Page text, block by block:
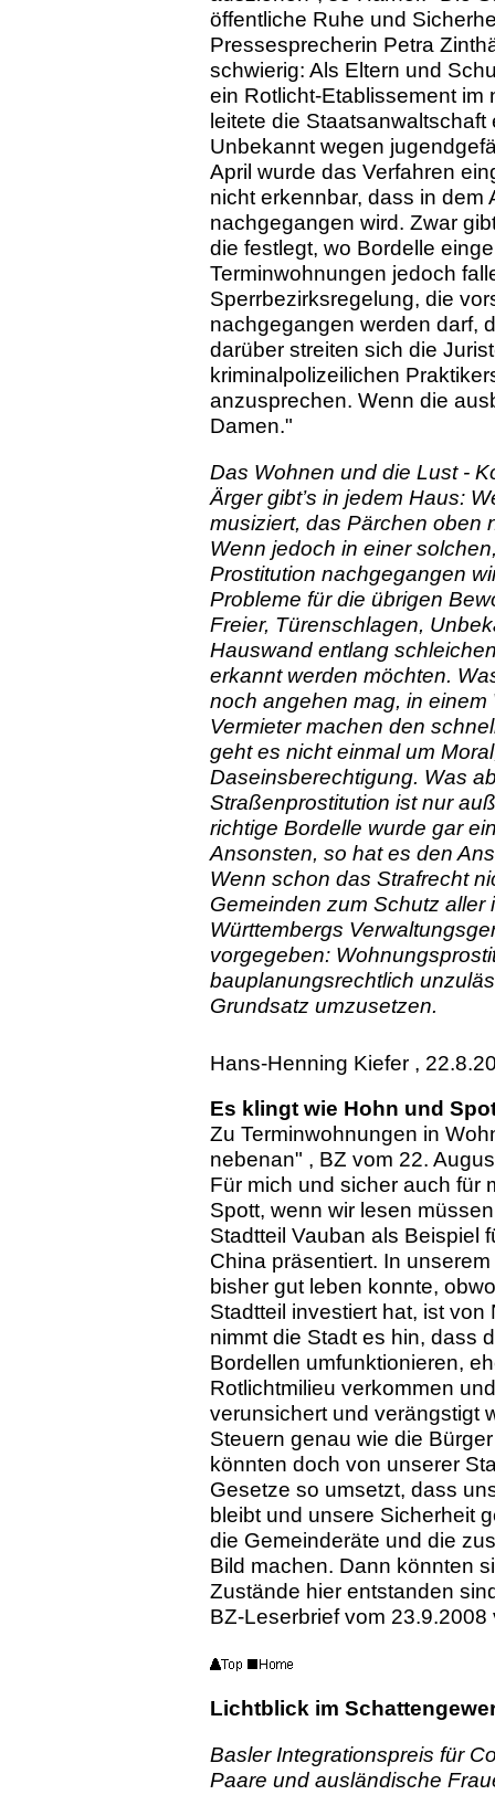
öffentliche Ruhe und
Pressesprecherin Petra
schwierig: Als Eltern und
ein Rotlicht-Etablissement
leitete die
Unbekannt wegen
April wurde das Verfahren
nicht erkennbar, dass in dem
nachgegangen wird. Zwar
die festlegt, wo Bordelle
Terminwohnungen jedoch
Sperrbezirksregelung, die
nachgegangen werden darf,
darüber streiten sich die
kriminalpolizeilichen
anzusprechen. Wenn die
Damen."
Das Wohnen und die Lust -
Ärger gibt’s in jedem Haus:
musiziert, das Pärchen oben
Wenn jedoch in einer
Prostitution nachgegangen
Probleme für die übrigen
Freier, Türenschlagen,
Hauswand entlang
erkannt werden möchten.
noch angehen mag, in
Vermieter machen den
geht es nicht einmal um
Daseinsberechtigung. Was
Straßenprostitution ist nur
richtige Bordelle wurde gar
Ansonsten, so hat es den
Wenn schon das Strafrecht
Gemeinden zum Schutz
Württembergs
vorgegeben:
bauplanungsrechtlich
Grundsatz umzusetzen.
Hans-Henning Kiefer ,
Es klingt wie Hohn und
Zu Terminwohnungen in
nebenan" , BZ vom 22.
Für mich und sicher auch für
Spott, wenn wir lesen
Stadtteil Vauban als Beispiel
China präsentiert. In
bisher gut leben konnte,
Stadtteil investiert hat, ist
nimmt die Stadt es hin, dass
Bordellen umfunktionieren,
Rotlichtmilieu verkommen
verunsichert und verängstigt
Steuern genau wie die
könnten doch von unserer
Gesetze so umsetzt, dass
bleibt und unsere Sicherheit
die Gemeinderäte und die
Bild machen. Dann könnten
Zustände hier entstanden
BZ-Leserbrief vom
Lichtblick im
Basler Integrationspreis für
Paare und ausländische